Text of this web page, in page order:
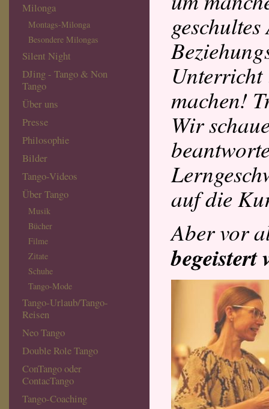
Milonga
Montags-Milonga
Besondere Milongas
Silent Night
DJing - Tango & Non
Tango
Über uns
Presse
Philosophie
Bilder
Tango-Videos
Über Tango
Musik
Bücher
Filme
Zitate
Schuhe
Tango-Mode
Tango-Urlaub/Tango-
Reisen
Neo Tango
Double Role Tango
ConTango oder
ContacTango
Tango-Coaching
machen!
Wir
auf die
Aber vor